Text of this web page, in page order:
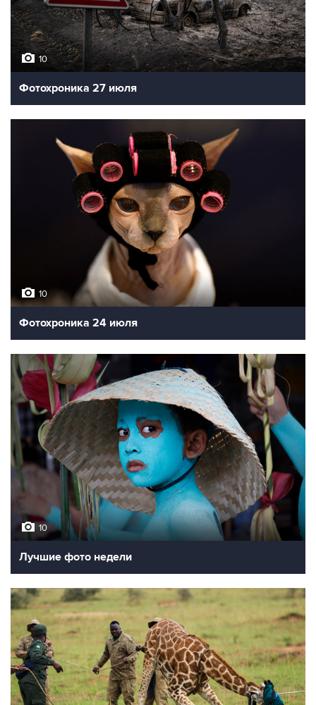
10
Фотохроника 27 июля
10
Фотохроника 24 июля
10
Лучшие фото недели